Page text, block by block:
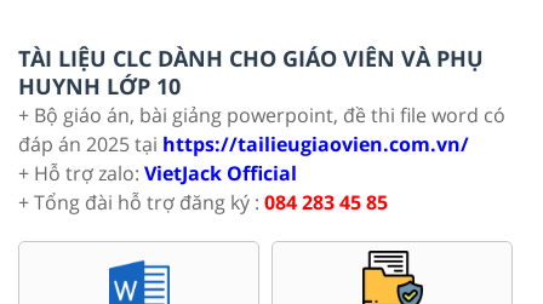
TÀI LIỆU CLC DÀNH CHO GIÁO VIÊN VÀ PHỤ
HUYNH LỚP 10
+ Bộ giáo án, bài giảng powerpoint, đề thi file word có
đáp án 2025 tại https://tailieugiaovien.com.vn/
+ Hỗ trợ zalo: VietJack Official
+ Tổng đài hỗ trợ đăng ký : 084 283 45 85